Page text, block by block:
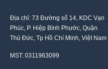
Địa chỉ: 73 Đường số 14, KDC Vạn
Phúc, P. Hiệp Bình Phước, Quận
Thủ Đức, Tp Hồ Chí Minh, Việt Nam
MST: 0311963099